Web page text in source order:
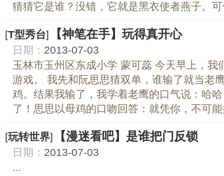
猜猜它是谁？没错，它就是黑衣使者燕子。
[T型秀台] 【神笔在手】玩得真开心
日期： 2013-07-03
玉林市玉州区东成小学 蒙可蕊 今天早上，我
游戏。 我先和阮思思猜双单，谁输了就当老
鸡。结果我输了，我学着老鹰的口气说：哈
了！思思以母鸡的口吻回答：就凭你，不可
[玩转世界] 【漫迷看吧】是谁把门反锁
日期： 2013-07-03
...